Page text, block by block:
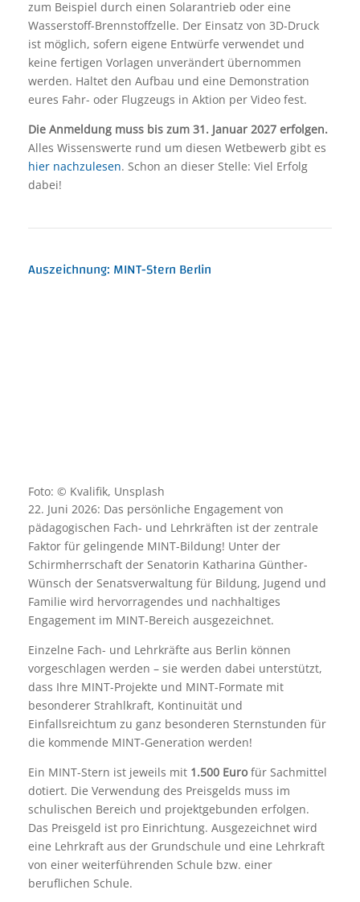
zum Beispiel durch einen Solarantrieb oder eine
Wasserstoff-Brennstoffzelle. Der Einsatz von 3D-Druck
ist möglich, sofern eigene Entwürfe verwendet und
keine fertigen Vorlagen unverändert übernommen
werden. Haltet den Aufbau und eine Demonstration
eures Fahr- oder Flugzeugs in Aktion per Video fest.
Die Anmeldung muss bis zum 31. Januar 2027 erfolgen.
Alles Wissenswerte rund um diesen Wetbewerb gibt es
hier nachzulesen. Schon an dieser Stelle: Viel Erfolg
dabei!
Auszeichnung: MINT-Stern Berlin
Foto: © Kvalifik, Unsplash
22. Juni 2026: Das persönliche Engagement von
pädagogischen Fach- und Lehrkräften ist der zentrale
Faktor für gelingende MINT-Bildung! Unter der
Schirmherrschaft der Senatorin Katharina Günther-
Wünsch der Senatsverwaltung für Bildung, Jugend und
Familie wird hervorragendes und nachhaltiges
Engagement im MINT-Bereich ausgezeichnet.
Einzelne Fach- und Lehrkräfte aus Berlin können
vorgeschlagen werden – sie werden dabei unterstützt,
dass Ihre MINT-Projekte und MINT-Formate mit
besonderer Strahlkraft, Kontinuität und
Einfallsreichtum zu ganz besonderen Sternstunden für
die kommende MINT-Generation werden!
Ein MINT-Stern ist jeweils mit 1.500 Eurofür Sachmittel
dotiert. Die Verwendung des Preisgelds muss im
schulischen Bereich und projektgebunden erfolgen.
Das Preisgeld ist pro Einrichtung. Ausgezeichnet wird
eine Lehrkraft aus der Grundschule und eine Lehrkraft
von einer weiterführenden Schule bzw. einer
beruflichen Schule.